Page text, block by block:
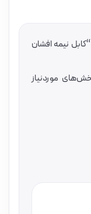
نیمه افشان
موردنیاز